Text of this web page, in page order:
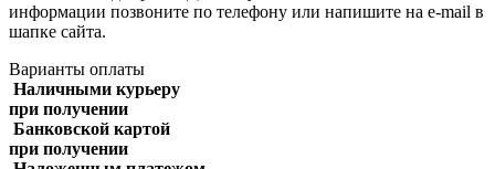
информации позвоните по телефону или напишите на e-mail в
шапке сайта.
Варианты оплаты
Наличными курьеру
при получении
Банковской картой
при получении